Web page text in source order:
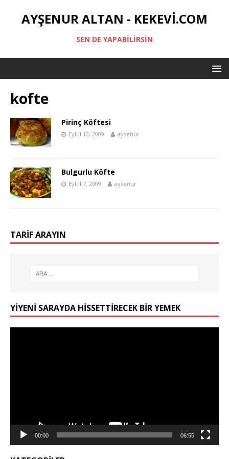
AYŞENUR ALTAN - KEKEVI.COM
SEN DE YAPABILIRSIN
kofte
Pirinç Köftesi
Eylül 12, 2009 aysenur
Bulgurlu Köfte
Eylül 7, 2009 aysenur
TARIF ARAYIN
YIYENI SARAYDA HISSETTIRECEK BIR YEMEK
00:00 06:55